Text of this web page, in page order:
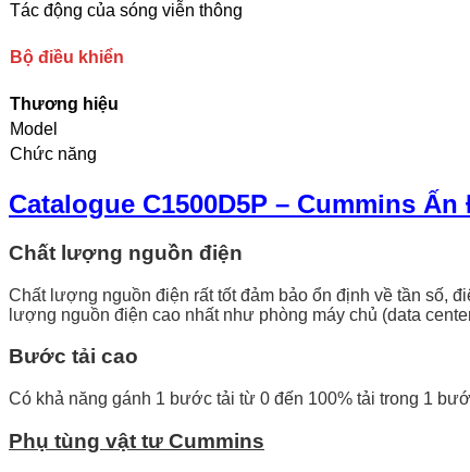
Tác động của sóng viễn thông
Bộ điều khiển
Thương hiệu
Model
Chức năng
Catalogue C1500D5P – Cummins Ấn
Chất lượng nguồn điện
Chất lượng nguồn điện rất tốt đảm bảo ổn định về tần số,
lượng nguồn điện cao nhất như phòng máy chủ (data
Bước tải cao
Có khả năng gánh 1 bước tải từ 0 đến 100% tải trong 1
Phụ tùng vật tư Cummins